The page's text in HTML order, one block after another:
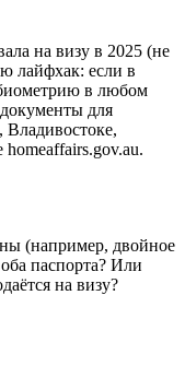
на визу в 2025 (не
лайфхак: если в
в любом
для
(например, двойное
паспорта? Или
на визу?